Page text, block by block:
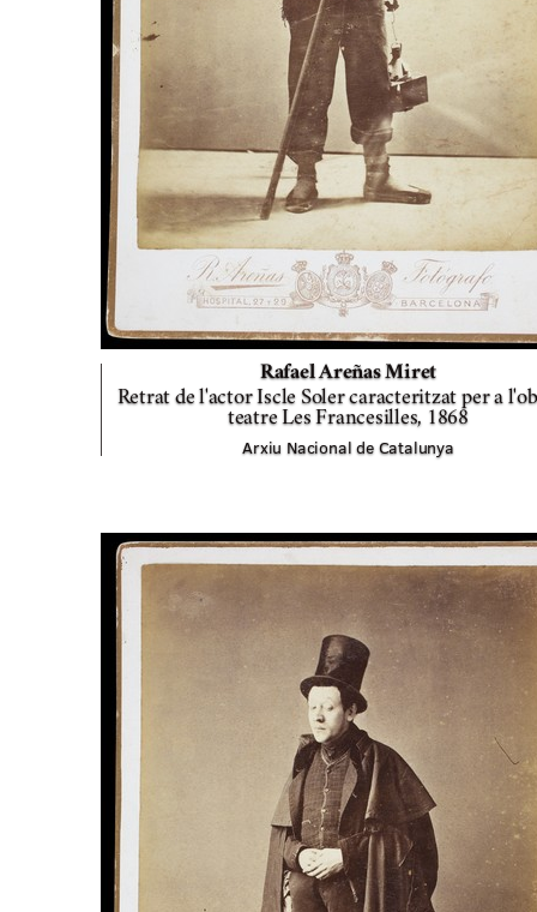
Rafael Areñas Miret
Retrat de l'actor Iscle Soler caracteritzat per a
teatre Les Francesilles, 1868
Arxiu Nacional de Catalunya